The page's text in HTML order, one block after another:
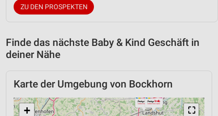
ZU DEN PROSPEKTEN
Finde das nächste Baby & Kind Geschäft in
deiner Nähe
Karte der Umgebung von Bockhorn
⛶
+